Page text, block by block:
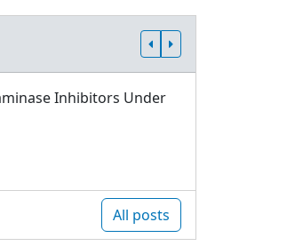
Inhibitors Under
All posts